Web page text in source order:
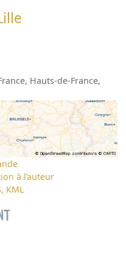
, Hauts-de-France,
à l’auteur
KML